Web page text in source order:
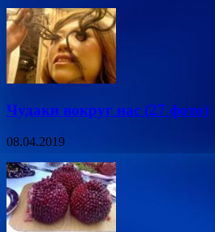
Чудаки вокруг нас (27 фото)
08.04.2019